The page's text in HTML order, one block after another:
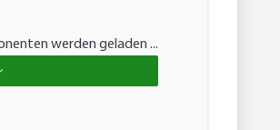
werden geladen ...